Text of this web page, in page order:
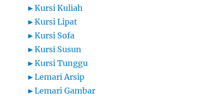
►Kursi Kuliah
►Kursi Lipat
►Kursi Sofa
►Kursi Susun
►Kursi Tunggu
►Lemari Arsip
►Lemari Gambar